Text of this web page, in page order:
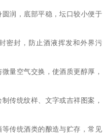
润，底部平稳，坛口较小便于
密封，防止酒液挥发和外界污
量空气交换，使酒质更醇厚，
传统纹样、文字或吉祥图案，
传统酒类的酿造与贮存，常见